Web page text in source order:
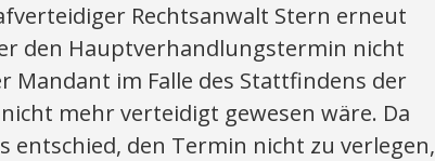
Rechtsanwalt Stern erneut
den Hauptverhandlungstermin nicht
im Falle des Stattfindens der
mehr verteidigt gewesen wäre. Da
entschied, den Termin nicht zu verlegen,